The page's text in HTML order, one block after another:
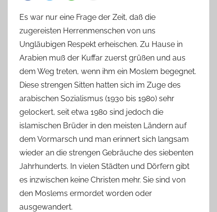
Es war nur eine Frage der Zeit, daß die
zugereisten Herrenmenschen von uns
Ungläubigen Respekt erheischen. Zu Hause in
Arabien muß der Kuffar zuerst grüßen und aus
dem Weg treten, wenn ihm ein Moslem begegnet.
Diese strengen Sitten hatten sich im Zuge des
arabischen Sozialismus (1930 bis 1980) sehr
gelockert, seit etwa 1980 sind jedoch die
islamischen Brüder in den meisten Ländern auf
dem Vormarsch und man erinnert sich langsam
wieder an die strengen Gebräuche des siebenten
Jahrhunderts. In vielen Städten und Dörfern gibt
es inzwischen keine Christen mehr. Sie sind von
den Moslems ermordet worden oder
ausgewandert.